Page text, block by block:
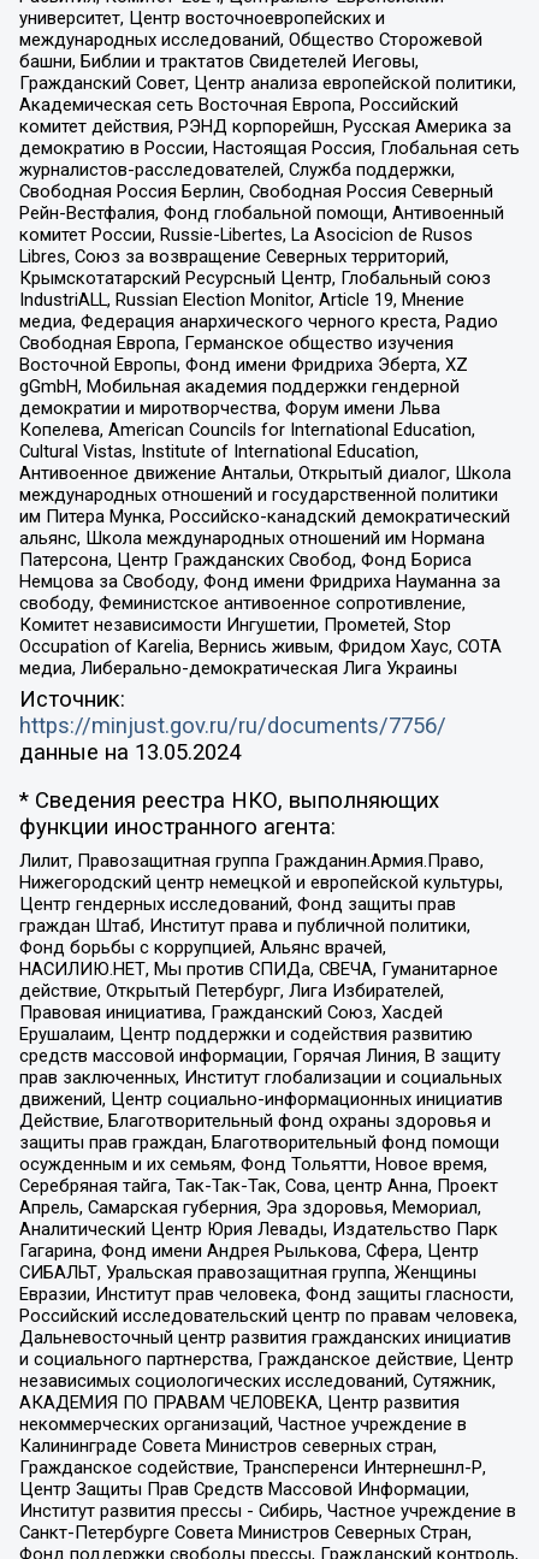
университет, Центр восточноевропейских и
международных исследований, Общество Сторожевой
башни, Библии и трактатов Свидетелей Иеговы,
Гражданский Совет, Центр анализа европейской политики,
Академическая сеть Восточная Европа, Российский
комитет действия, РЭНД корпорейшн, Русская Америка за
демократию в России, Настоящая Россия, Глобальная сеть
журналистов-расследователей, Служба поддержки,
Свободная Россия Берлин, Свободная Россия Северный
Рейн-Вестфалия, Фонд глобальной помощи, Антивоенный
комитет России, Russie-Libertes, La Asocicion de Rusos
Libres, Союз за возвращение Северных территорий,
Крымскотатарский Ресурсный Центр, Глобальный союз
IndustriALL, Russian Election Monitor, Article 19, Мнение
медиа, Федерация анархического черного креста, Радио
Свободная Европа, Германское общество изучения
Восточной Европы, Фонд имени Фридриха Эберта, XZ
gGmbH, Мобильная академия поддержки гендерной
демократии и миротворчества, Форум имени Льва
Копелева, American Councils for International Education,
Cultural Vistas, Institute of International Education,
Антивоенное движение Антальи, Открытый диалог, Школа
международных отношений и государственной политики
им Питера Мунка, Российско-канадский демократический
альянс, Школа международных отношений им Нормана
Патерсона, Центр Гражданских Свобод, Фонд Бориса
Немцова за Свободу, Фонд имени Фридриха Науманна за
свободу, Феминистское антивоенное сопротивление,
Комитет независимости Ингушетии, Прометей, Stop
Occupation of Karelia, Вернись живым, Фридом Хаус, СОТА
медиа, Либерально-демократическая Лига Украины
Источник:
https://minjust.gov.ru/ru/documents/7756/
данные на 13.05.2024
* Сведения реестра НКО, выполняющих
функции иностранного агента:
Лилит, Правозащитная группа Гражданин.Армия.Право,
Нижегородский центр немецкой и европейской культуры,
Центр гендерных исследований, Фонд защиты прав
граждан Штаб, Институт права и публичной политики,
Фонд борьбы с коррупцией, Альянс врачей,
НАСИЛИЮ.НЕТ, Мы против СПИДа, СВЕЧА, Гуманитарное
действие, Открытый Петербург, Лига Избирателей,
Правовая инициатива, Гражданский Союз, Хасдей
Ерушалаим, Центр поддержки и содействия развитию
средств массовой информации, Горячая Линия, В защиту
прав заключенных, Институт глобализации и социальных
движений, Центр социально-информационных инициатив
Действие, Благотворительный фонд охраны здоровья и
защиты прав граждан, Благотворительный фонд помощи
осужденным и их семьям, Фонд Тольятти, Новое время,
Серебряная тайга, Так-Так-Так, Сова, центр Анна, Проект
Апрель, Самарская губерния, Эра здоровья, Мемориал,
Аналитический Центр Юрия Левады, Издательство Парк
Гагарина, Фонд имени Андрея Рылькова, Сфера, Центр
СИБАЛЬТ, Уральская правозащитная группа, Женщины
Евразии, Институт прав человека, Фонд защиты гласности,
Российский исследовательский центр по правам человека,
Дальневосточный центр развития гражданских инициатив
и социального партнерства, Гражданское действие, Центр
независимых социологических исследований, Сутяжник,
АКАДЕМИЯ ПО ПРАВАМ ЧЕЛОВЕКА, Центр развития
некоммерческих организаций, Частное учреждение в
Калининграде Совета Министров северных стран,
Гражданское содействие, Трансперенси Интернешнл-Р,
Центр Защиты Прав Средств Массовой Информации,
Институт развития прессы - Сибирь, Частное учреждение в
Санкт-Петербурге Совета Министров Северных Стран,
Фонд поддержки свободы прессы, Гражданский контроль,